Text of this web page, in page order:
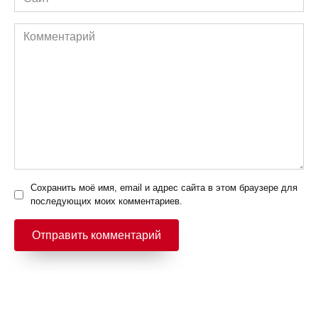
Комментарий
Сохранить моё имя, email и адрес сайта в этом браузере для
последующих моих комментариев.